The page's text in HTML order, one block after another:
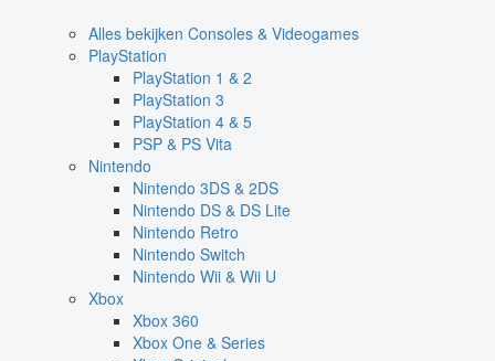
Alles bekijken Consoles & Videogames
PlayStation
PlayStation 1 & 2
PlayStation 3
PlayStation 4 & 5
PSP & PS Vita
Nintendo
Nintendo 3DS & 2DS
Nintendo DS & DS Lite
Nintendo Retro
Nintendo Switch
Nintendo Wii & Wii U
Xbox
Xbox 360
Xbox One & Series